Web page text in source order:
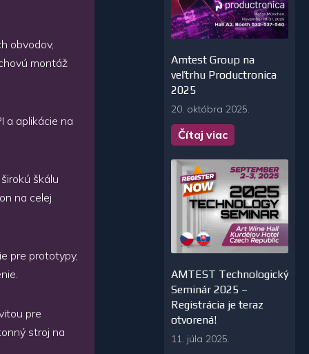
obvodov,
montáž
a aplikácie na
škálu
na celej
pre prototypy,
pre
stroj na
Amtest Group na
veľtrhu Productronica
2025
20. októbra 2025.
Čítaj viac
AMTEST Technologický
Seminár 2025 –
Registrácia je teraz
otvorená!
11. júla 2025.